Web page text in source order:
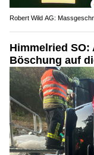
Robert Wild AG:
Himmelried
Böschung auf